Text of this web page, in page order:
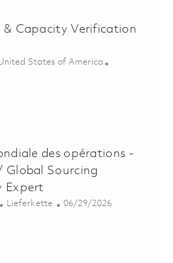
& Capacity Verification
States of America
SIOP Planner & Capacity
des opérations -
Global Sourcing
Expert
Kategorie
Lieferkette Posted Date
06/29/2026
Stratégie mondiale des opérations